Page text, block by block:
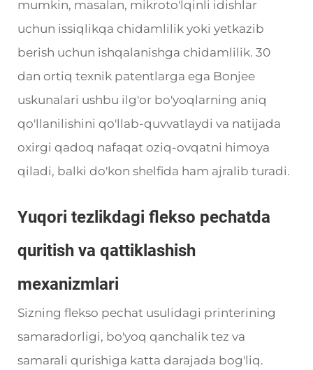
mumkin, masalan, mikroto'lqinli idishlar
uchun issiqlikqa chidamlilik yoki yetkazib
berish uchun ishqalanishga chidamlilik. 30
dan ortiq texnik patentlarga ega Bonjee
uskunalari ushbu ilg'or bo'yoqlarning aniq
qo'llanilishini qo'llab-quvvatlaydi va natijada
oxirgi qadoq nafaqat oziq-ovqatni himoya
qiladi, balki do'kon shelfida ham ajralib turadi.
Yuqori tezlikdagi flekso pechatda
quritish va qattiklashish
mexanizmlari
Sizning flekso pechat usulidagi printerining
samaradorligi, bo'yoq qanchalik tez va
samarali qurishiga katta darajada bog'liq.